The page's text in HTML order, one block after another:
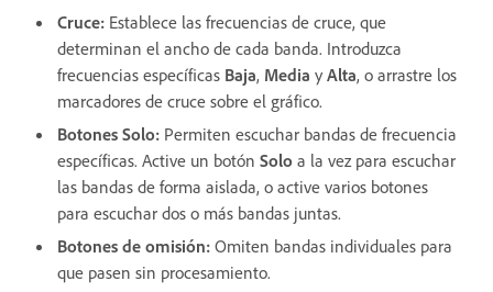
Cruce: Establece las frecuencias de cruce, que
determinan el ancho de cada banda. Introduzca
frecuencias específicas Baja, Media y Alta, o arrastre los
marcadores de cruce sobre el gráfico.
Botones Solo: Permiten escuchar bandas de frecuencia
específicas. Active un botón Solo a la vez para escuchar
las bandas de forma aislada, o active varios botones
para escuchar dos o más bandas juntas.
Botones de omisión: Omiten bandas individuales para
que pasen sin procesamiento.